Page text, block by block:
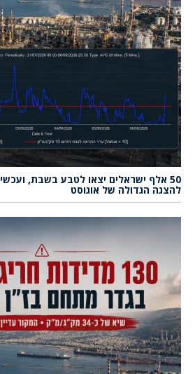
50 אלף ישראלים יצאו לטבע בשבת,
להצגה הגדולה של אוגוסט